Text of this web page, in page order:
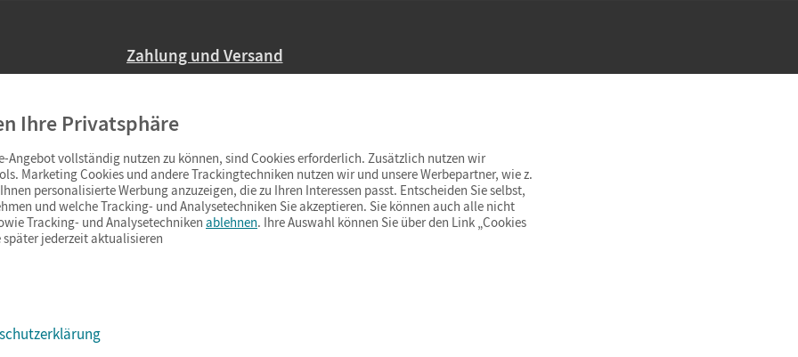
Zahlung und Versand
Ab 59,– EUR Bestellwert liefern wir versandkostenfrei innerhalb Deutschlands
(Lieferung in 3–6 Tagen).
& Co.
Ihre Privatsphäre
Angebot vollständig nutzen zu können, sind Cookies erforderlich. Zusätzlich nutzen wir
Marketing Cookies und andere Trackingtechniken nutzen wir und unsere Werbepartner, wie z.
personalisierte Werbung anzuzeigen, die zu Ihren Interessen passt. Entscheiden Sie selbst,
und welche Tracking- und Analysetechniken Sie akzeptieren. Sie können auch alle nicht
Tracking- und Analysetechniken ablehnen. Ihre Auswahl können Sie über den Link „Cookies
später jederzeit aktualisieren